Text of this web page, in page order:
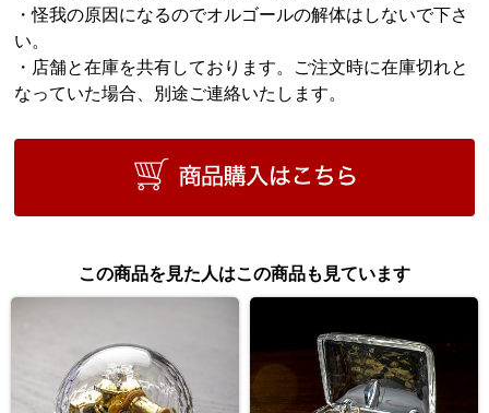
・怪我の原因になるのでオルゴールの解体はしないで下さ
い。
・店舗と在庫を共有しております。ご注文時に在庫切れと
なっていた場合、別途ご連絡いたします。
この商品を見た人はこの商品も見ています